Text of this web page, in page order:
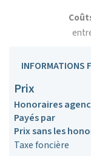
INFORMATIONS
Prix
Honoraires
Payés par
Prix sans les
Taxe foncière